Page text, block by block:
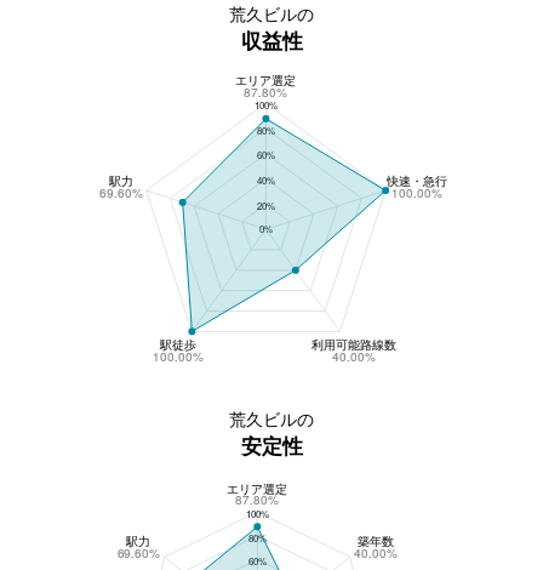
荒久ビルの
収益性
荒久ビルの収益性
100%
80%
60%
40%
20%
0%
エリア選定
87.80%
駅力
69.60%
駅徒歩
100.00%
利用可能路線数
40.00%
快速・急行
100.00%
荒久ビルの
安定性
100%
80%
60%
エリア選定
87.80%
駅力
69.60%
築年数
40.00%